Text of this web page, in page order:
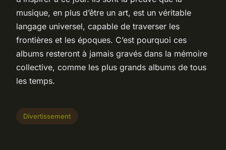
musique, en plus d’être un art, est un véritable
langage universel, capable de traverser les
frontières et les époques. C’est pourquoi ces
albums resteront à jamais gravés dans la mémoire
collective, comme les plus grands albums de tous
les temps.
Divertissement